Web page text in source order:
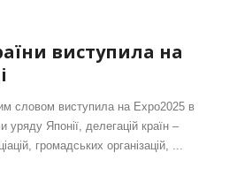
виступила на
словом виступила на Expo2025 в
Японії, делегацій країн –
громадських організацій, ...